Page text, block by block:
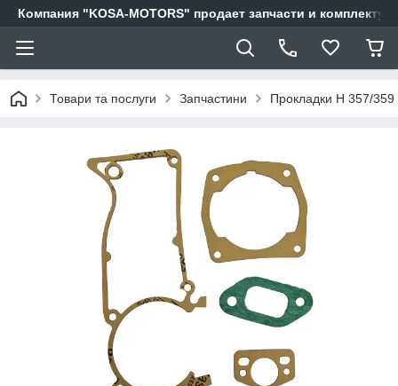
Компания "KOSA-MOTORS" продает запчасти и
Товари та послуги Запчастини Прокладки H 357/359